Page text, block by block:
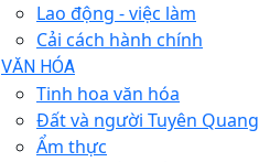
Lao động - việc làm
Cải cách hành chính
VĂN HÓA
Tinh hoa văn hóa
Đất và người Tuyên Quang
Ẩm thực